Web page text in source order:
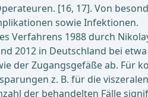
[16, 17]. Von
sowie Infektionen.
Verfahrens 1988 durch
2012 in Deutschland bei
der Zugangsgefäße ab. Für
z. B. für die
der behandelten Fälle